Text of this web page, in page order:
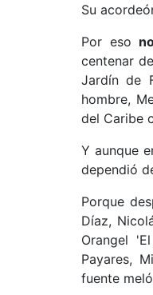
Su
Por eso
centenar
Jardín de
hombre,
del Caribe
Y aunque
dependió
Porque
Díaz,
Orangel
Payares,
fuente